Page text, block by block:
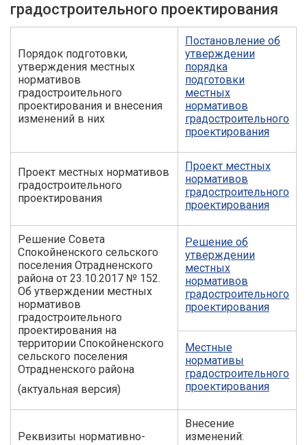
градостроительного проектирования
Порядок подготовки,
утверждения местных
нормативов
градостроительного
проектирования и внесения
изменений в них
Постановление об
утверждении
порядка
подготовки
местных
нормативов
градостроительного
проектирования
Проект местных нормативов
градостроительного
проектирования
Проект местных
нормативов
градостроительного
проектирования
Решение Совета
Спокойненского сельского
поселения Отрадненского
района от 23.10.2017 № 152.
Об утверждении местных
нормативов
градостроительного
проектирования на
территории Спокойненского
сельского поселения
Отрадненского района
(актуальная версия)
Решение об
утверждении
местных
нормативов
градостроительного
проектирования
Местные
нормативы
градостроительного
проектирования
Реквизиты нормативно-
Внесение
изменений: